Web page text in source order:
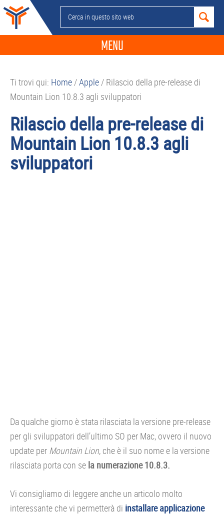
Passa
alla
navigazione
Passa
contenuto
Passa
alla
barra
Passa
piè
Cerca
in
sito
MENU
GUIDE ACQUISTO
SMARTPHONE
Ti trovi qui: Home/Apple/ Rilascio della pre-release di
Mountain Lion 10.8.3 agli sviluppatori
Rilascio della pre-release di
Mountain Lion 10.8.3 agli
sviluppatori
Da qualche giorno è stata rilasciata la versione pre-release
per gli sviluppatori dell’ultimo SO per Mac, ovvero il nuovo
update per Mountain Lion, che è il suo nome e la versione
rilasciata porta con se la numerazione 10.8.3.
Vi consigliamo di leggere anche un articolo molto
interessante che vi permetterà di installare applicazione